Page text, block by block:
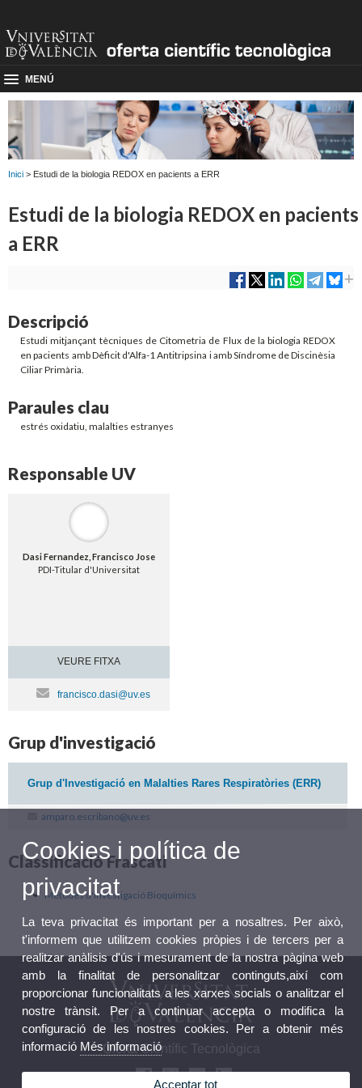
MENÚ
Inici > Estudi de la biologia REDOX en pacients a ERR
Estudi de la biologia REDOX en pacients
a ERR
Descripció
Estudi mitjançant tècniques de Citometria de Flux de la biologia REDOX
en pacients amb Dèficit d'Alfa-1 Antitripsina i amb Síndrome de Discinèsia
Ciliar Primària.
Paraules clau
estrés oxidatiu, malalties estranyes
Responsable UV
Dasi Fernandez, Francisco Jose
PDI-Titular d'Universitat
VEURE FITXA
francisco.dasi@uv.es
Grup d'investigació
Grup d'Investigació en Malalties Rares Respiratòries (ERR)
amparo.escribano@uv.es
Classificació Frascati
Mètodes d'investigació Bioquímics
Oferta Científic Tecnològica
Cookies i política de
privacitat
La teva privacitat és important per a nosaltres. Per això,
t'informem que utilitzem cookies pròpies i de tercers per a
realitzar anàlisis d'ús i mesurament de la nostra pàgina web
amb la finalitat de personalitzar continguts,així com
proporcionar funcionalitats a les xarxes socials o analitzar el
nostre trànsit. Per a continuar accepta o modifica la
configuració de les nostres cookies. Per a obtenir més
informació Més informació
Acceptar tot